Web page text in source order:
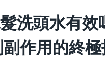
洗頭水有效
作用的終